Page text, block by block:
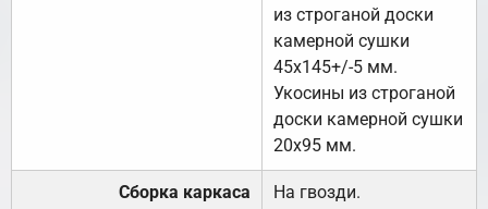
из строганой доски
камерной сушки
45х145+/-5 мм.
Укосины из строганой
доски камерной сушки
20х95 мм.
Сборка каркаса На гвозди.